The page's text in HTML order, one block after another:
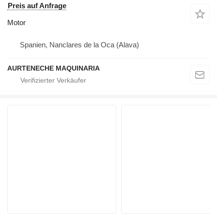
Preis auf Anfrage
Motor
Spanien, Nanclares de la Oca (Alava)
AURTENECHE MAQUINARIA